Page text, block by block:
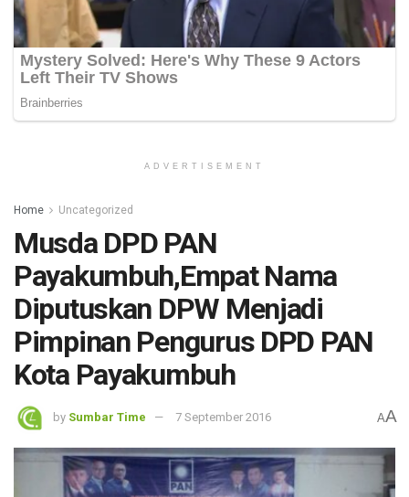
ADVERTISEMENT
Home Uncategorized
Musda DPD PAN
Payakumbuh,Empat Nama
Diputuskan DPW Menjadi
Pimpinan Pengurus DPD PAN
Kota Payakumbuh
by Sumbar Time 7 September 2016 AA